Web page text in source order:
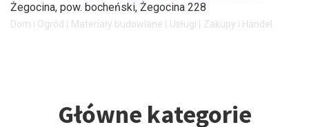
Żegocina, pow. bocheński, Żegocina 228
Dom i Ogród Materiały budowlane Usługi Zakupy i Handel
Główne kategorie